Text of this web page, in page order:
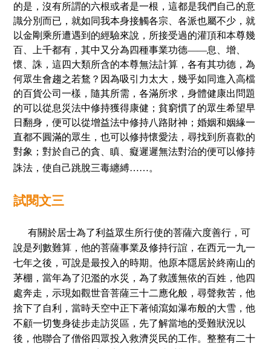
的是，沒有所謂的六根或者是一根，這都是我們自己的意
識分別而已，就如同我本身接觸各宗、各派也屬不少，就
以金剛乘所遭遇到的經驗來說 ，所接受過的灌頂和本尊幾
百、上千都有，其中又分為四種事業功德——息、增、
懷、誅，這四大類所含的本尊無法計算，各有其功德，為
何眾生會趨之若鶩？因為吸引力太大，幾乎如同進入高檔
的百貨公司一樣，隨其所需，各滿所求，身體健康出問題
的可以從息災法中修持獲得康健；貧窮慣了的眾生希望早
日翻身，便可以從增益法中修持八路財神；婚姻和姻緣一
直都不圓滿的眾生，也可以修持懷愛法，尋找到所喜歡的
對象；對於自己的貪、瞋、癡遲遲無法對治的便可以修持
誅法，使自己跳脫三毒纏縛……。
試閱文三
有關於居士為了利益眾生所行使的菩薩六度善行，可
說是列數難算，他的菩薩事業及修持行誼，在西元一九一
七年之後，可說是最投入的時期。他原本隱居於終南山的
茅棚，當年為了氾濫的水災，為了救護無依的百姓，他四
處奔走，示現如觀世音菩薩三十二應化般，尋聲救苦，他
捨下了自利，當時天空中正下著傾瀉如瀑布般的大雪，他
不顧一切隻身徒步走訪災區，先了解當地的受難狀況以
後，他聯合了僧俗四眾投入救濟災民的工作。整整有二十